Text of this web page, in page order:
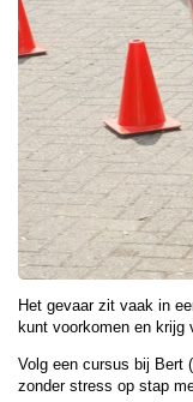
Het gevaar zit vaak in
kunt voorkomen en krijg
Volg een cursus bij Bert
zonder stress op stap